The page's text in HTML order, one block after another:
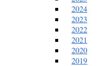
2024
2023
2022
2021
2020
2019